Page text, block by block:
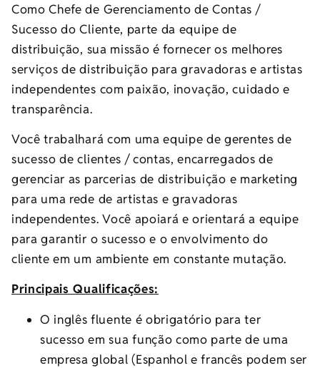
Como Chefe de Gerenciamento de Contas /
Sucesso do Cliente, parte da equipe de
distribuição, sua missão é fornecer os melhores
serviços de distribuição para gravadoras e artistas
independentes com paixão, inovação, cuidado e
transparência.
Você trabalhará com uma equipe de gerentes de
sucesso de clientes / contas, encarregados de
gerenciar as parcerias de distribuição e marketing
para uma rede de artistas e gravadoras
independentes. Você apoiará e orientará a equipe
para garantir o sucesso e o envolvimento do
cliente em um ambiente em constante mutação.
Principais Qualificações:
O inglês fluente é obrigatório para ter
sucesso em sua função como parte de uma
empresa global (Espanhol e francês podem ser